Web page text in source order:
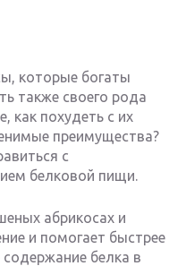
которые богаты
также своего рода
как похудеть с их
преимущества?
с
белковой пищи.
абрикосах и
и помогает быстрее
белка в